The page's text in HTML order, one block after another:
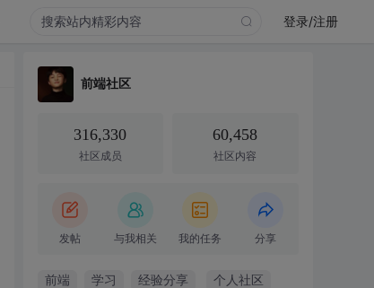
登录/注册
前端社区
316,330
社区成员
60,458
社区内容
发帖 与我相关 我的任务 分享
前端 学习 经验分享 个人社区